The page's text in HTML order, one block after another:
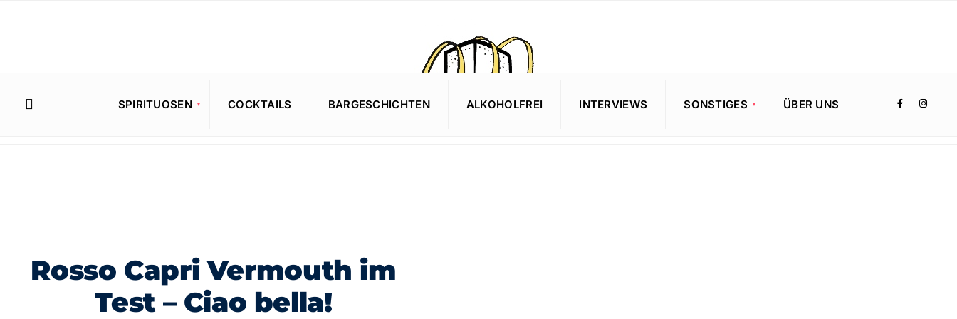
SPIRITUOSEN COCKTAILS BARGESCHICHTEN ALKOHOLFREI INTERVIEWS SONSTIGES ÜBER UNS
Rosso Capri Vermouth im
Test – Ciao bella!